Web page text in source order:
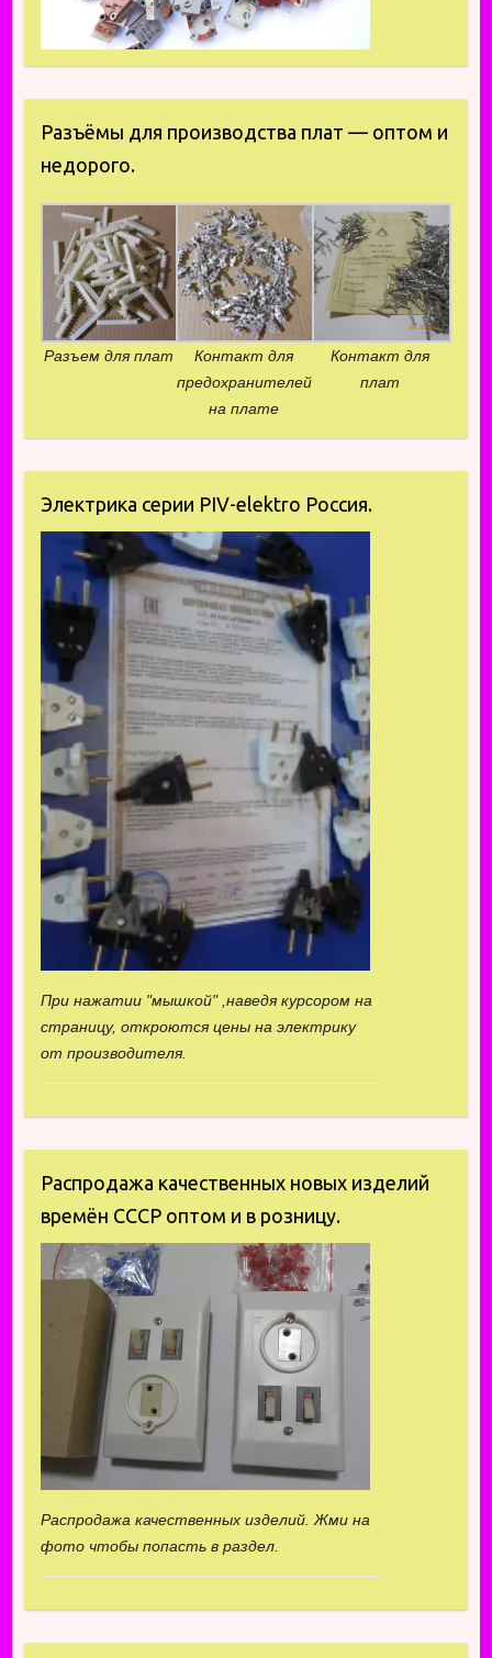
Разъёмы для производства плат — оптом и
недорого.
Разъем для плат
Контакт для
предохранителей
на плате
Контакт для
плат
Электрика серии PIV-elektro Россия.
При нажатии "мышкой" ,наведя курсором на
страницу, откроются цены на электрику
от производителя.
Распродажа качественных новых изделий
времён СССР оптом и в розницу.
Распродажа качественных изделий. Жми на
фото чтобы попасть в раздел.